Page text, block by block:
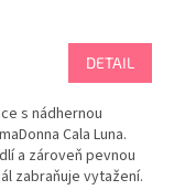
DETAIL
s nádhernou
Cala Luna.
a zároveň pevnou
zabraňuje vytažení.